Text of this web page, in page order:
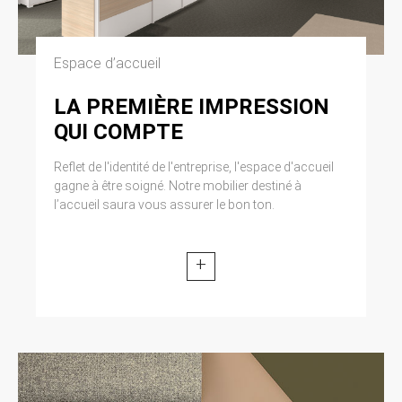
Espace d’accueil
LA PREMIÈRE IMPRESSION
QUI COMPTE
Reflet de l'identité de l'entreprise, l'espace d'accueil
gagne à être soigné. Notre mobilier destiné à
l’accueil saura vous assurer le bon ton.
+
modifiée par la loi n° 2004-801 du 6 août 2004
relative à l’informatique, aux fichiers et aux
la confiance dans l’économie numérique.
11. LEXIQUE.
Utilisateur : Internaute se connectant, utilisant
le site susnommé. Informations personnelles :
« les informations qui permettent, sous quelque
forme que ce soit, directement ou non,
l’identification des personnes physiques